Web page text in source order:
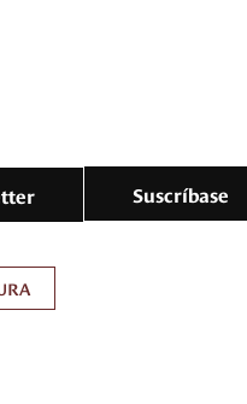
Suscríbase